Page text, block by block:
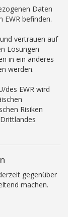
Daten
EWR befinden.
vertrauen auf
Lösungen
in ein anderes
werden.
des EWR wird
Risiken
gegenüber
machen.